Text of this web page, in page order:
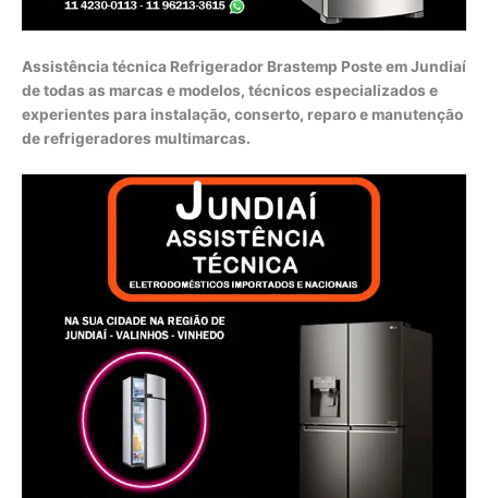
Assistência técnica Refrigerador Brastemp Poste em Jundiaí
de todas as marcas e modelos, técnicos especializados e
experientes para instalação, conserto, reparo e manutenção
de refrigeradores multimarcas.